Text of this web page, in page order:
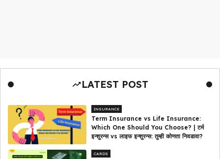
LATEST POST
INSURANCE
Term Insurance vs Life Insurance:
Which One Should You Choose? | टर्म
इन्शुरन्स vs लाइफ इन्शुरन्स: तुम्ही कोणता निवडावा?
CARDS